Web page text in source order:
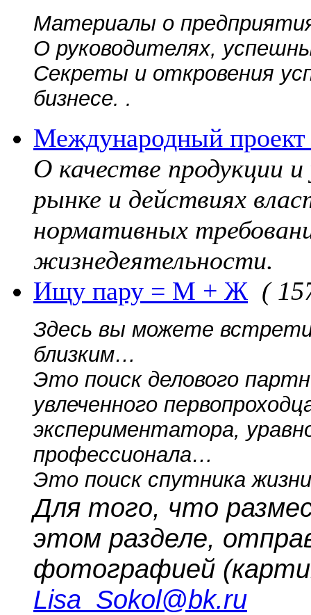
Материалы о
О руководителях,
Секреты и откровения
бизнесе. .
Международный
О качестве продукции
рынке и действиях
нормативных
жизнедеятельности.
Ищу пару = М + Ж (
Здесь вы можете
близким…
Это поиск делового
увлеченного
экспериментатора,
профессионала…
Это поиск спутника
Для того, что
этом разделе,
фотографией
Lisa_Sokol@bk.ru